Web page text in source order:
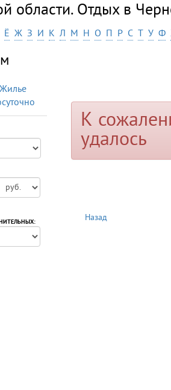
области. Отдых в
Ё Ж З И К Л М Н О П Р С Т У Ф
Жилье
К
удалось
Назад